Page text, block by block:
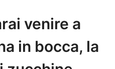
venire a
in bocca, la